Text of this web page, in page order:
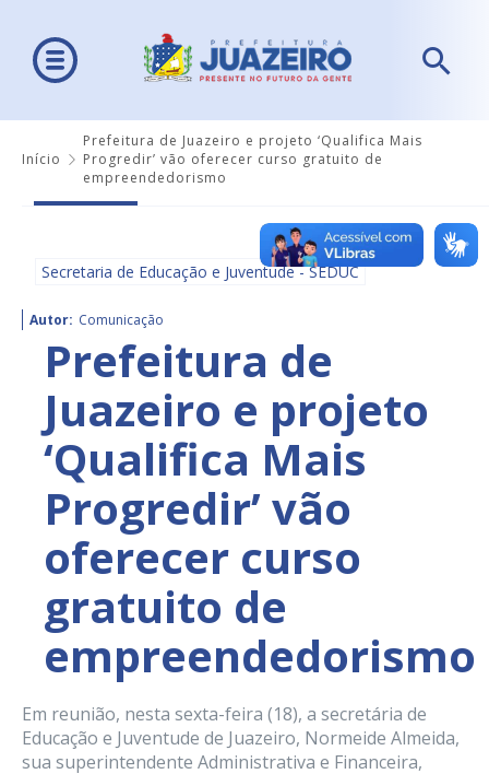
Início
Prefeitura de Juazeiro e projeto ‘Qualifica Mais
Progredir’ vão oferecer curso gratuito de
empreendedorismo
Secretaria de Educação e Juventude - SEDUC
Autor: Comunicação
Prefeitura de
Juazeiro e projeto
‘Qualifica Mais
Progredir’ vão
oferecer curso
gratuito de
empreendedorismo
Em reunião, nesta sexta-feira (18), a secretária de
Educação e Juventude de Juazeiro, Normeide Almeida,
sua superintendente Administrativa e Financeira,